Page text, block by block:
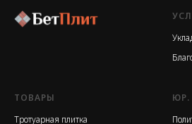
ТОВАРЫ
Тротуарная плитка